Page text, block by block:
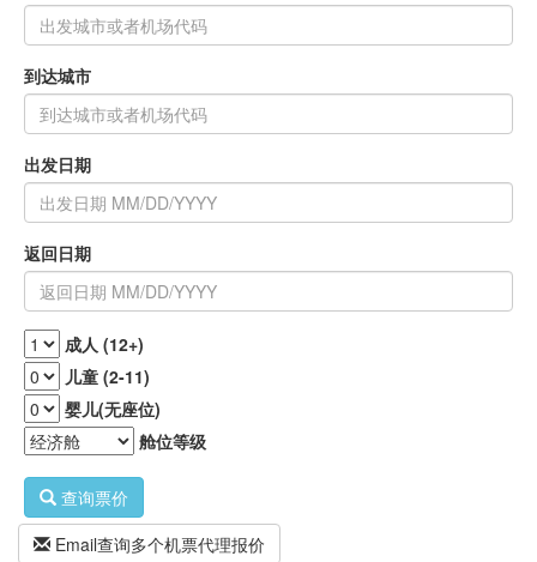
到达城市
出发日期
返回日期
成人 (12+)
儿童 (2-11)
婴儿(无座位)
舱位等级
查询票价
Email查询多个机票代理报价